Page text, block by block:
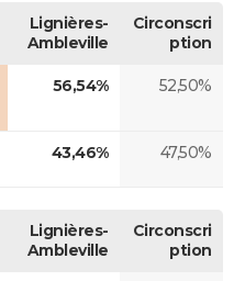
Lignières-
Ambleville
Circonscri
ption
56,54% 52,50%
43,46% 47,50%
Lignières-
Ambleville
Circonscri
ption